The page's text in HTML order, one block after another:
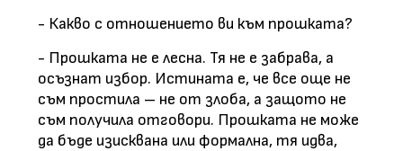
- Какво с отношението ви към прошката?
- Прошката не е лесна. Тя не е забрава, а
осъзнат избор. Истината е, че все още не
съм простила – не от злоба, а защото не
съм получила отговори. Прошката не може
да бъде изисквана или формална, тя идва,